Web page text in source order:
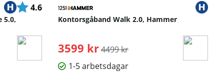
Betyg:
4.6 utav 5 stjärnor
5.0, Kontorsgåband Walk 2.0, Hammer
3599 kr Ordinarie pris:
4499 kr
1-5 arbetsdagar